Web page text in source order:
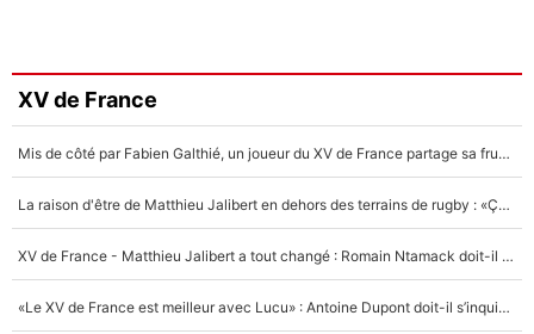
XV de France
Mis de côté par Fabien Galthié, un joueur du XV de France partage sa frustration : «ils ne me l’ont pas dit tout de suite»
La raison d'être de Matthieu Jalibert en dehors des terrains de rugby : «Ça m'atteint autant que si tu touches à un membre de ma famille»
XV de France - Matthieu Jalibert a tout changé : Romain Ntamack doit-il s’inquiéter pour sa place à un an de la Coupe du monde ?
«Le XV de France est meilleur avec Lucu» : Antoine Dupont doit-il s’inquiéter pour sa place ?